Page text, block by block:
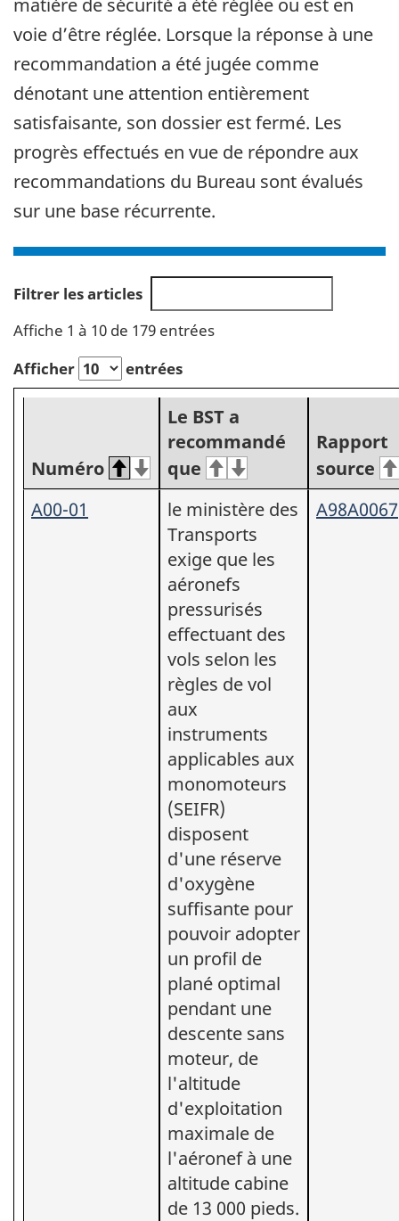
voie d’être réglée. Lorsque la réponse à une
recommandation a été jugée comme
dénotant une attention entièrement
satisfaisante, son dossier est fermé. Les
progrès effectués en vue de répondre aux
recommandations du Bureau sont évalués
sur une base récurrente.
Filtrer les articles
Affiche 1 à 10 de 179 entrées
Afficher
entrées
Numéro
Le BST a
recommandé
que
Rapport
source
A00-01
le ministère des
Transports
exige que les
aéronefs
pressurisés
effectuant des
vols selon les
règles de vol
aux
instruments
applicables aux
monomoteurs
(SEIFR)
disposent
d'une réserve
d'oxygène
suffisante pour
pouvoir adopter
un profil de
plané optimal
pendant une
descente sans
moteur, de
l'altitude
d'exploitation
maximale de
l'aéronef à une
altitude cabine
de 13 000 pieds.
A98A0067